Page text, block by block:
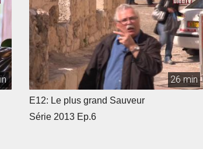
26 min
E12: Le plus grand Sauveur
Série 2013 Ep.6